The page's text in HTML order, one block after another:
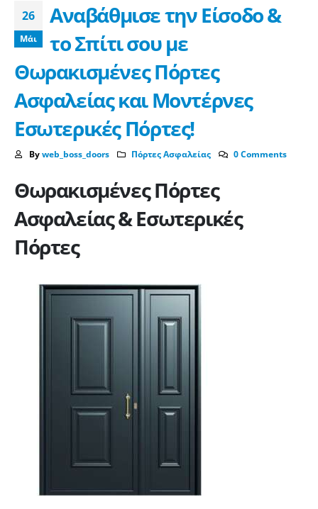
26
Μάι
Αναβάθμισε την Είσοδο &
το Σπίτι σου με
Θωρακισμένες Πόρτες
Ασφαλείας και Μοντέρνες
Εσωτερικές Πόρτες!
By web_boss_doors Πόρτες Ασφαλείας 0 Comments
Θωρακισμένες Πόρτες
Ασφαλείας & Εσωτερικές
Πόρτες